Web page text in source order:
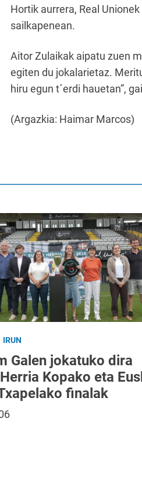
Hortik aurrera, Real
sailkapenean.
Aitor Zulaikak aipatu zuen
egiten du jokalarietaz.
hiru egun t´erdi hauetan”,
(Argazkia: Haimar Marcos)
IRUN
Galen jokatuko dira
Kopako eta
finalak